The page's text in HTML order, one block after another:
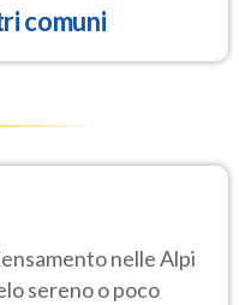
comuni
nelle Alpi
sereno o poco